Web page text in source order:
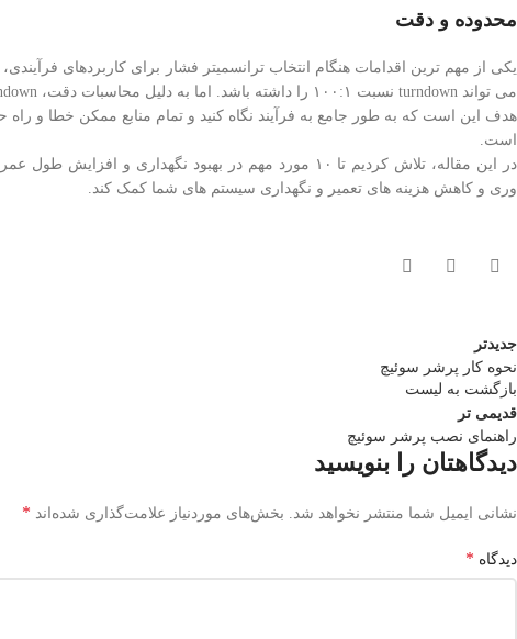
محدوده و دقت
می تواند turndown نسبت ۱۰۰:۱ را داشته باشد. اما به دلیل محاسبات دقت، turndown برای کاربردهای جریان اختلاف فشار به ۱۰:۱ کاهش می یابد.
هدف این است که به طور جامع به فرآیند نگاه کنید و تمام منابع ممکن خطا و راه
است.
در این مقاله، تلاش کردیم تا ۱۰ مورد مهم در بهبود
وری و کاهش هزینه های تعمیر و نگهداری سیستم های شما کمک کند.
جدیدتر
نحوه کار پرشر سوئیچ
بازگشت به لیست
قدیمی تر
راهنمای نصب پرشر سوئیچ
دیدگاهتان را بنویسید
نشانی ایمیل شما منتشر نخواهد شد. بخش‌های موردنیاز علامت‌گذاری شده‌اند *
دیدگاه *